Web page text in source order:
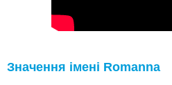
Значення імені Romanna